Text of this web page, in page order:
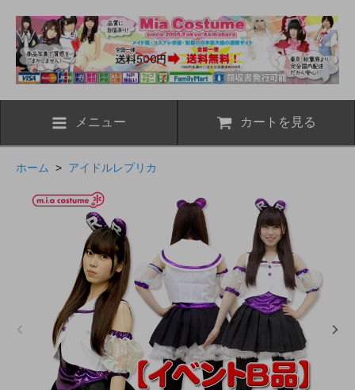
メニュー カートを見る
ホーム > アイドルレプリカ